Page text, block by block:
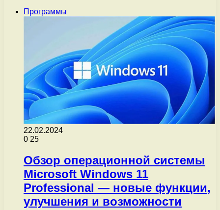
Программы
22.02.2024
0 25
Обзор операционной системы
Microsoft Windows 11
Professional — новые функции,
улучшения и возможности